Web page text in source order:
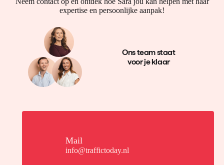
expertise en persoonlijke aanpak!
Ons team staat
voor je klaar
Mail
info@traffictoday.nl